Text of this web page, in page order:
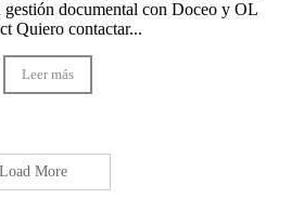
documental con Doceo y OL
Quiero contactar...
Leer más
Load More